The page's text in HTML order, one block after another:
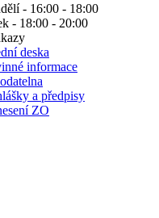
- 16:00 - 18:00
- 18:00 - 20:00
deska
informace
a předpisy
ZO